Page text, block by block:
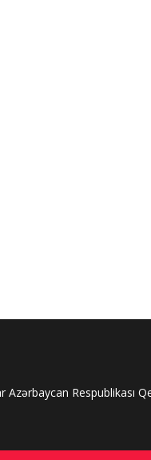
Azərbaycan Respublikası